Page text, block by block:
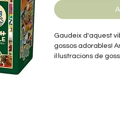
Gaudeix d'aquest
gossos adorables!
il·lustracions de